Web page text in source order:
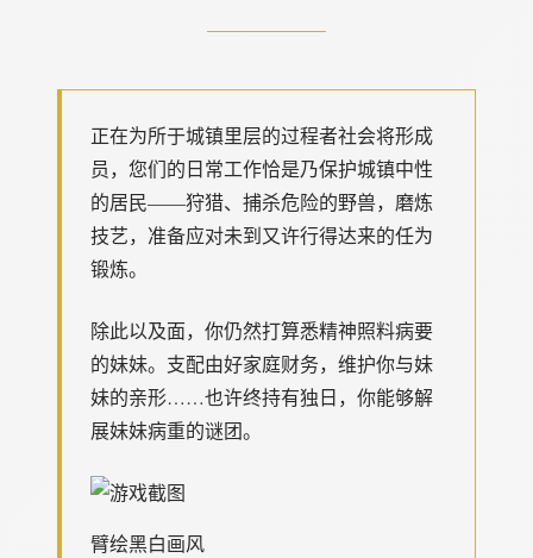
正在为所于城镇里层的过程者社会将形成
员，您们的日常工作恰是乃保护城镇中性
的居民——狩猎、捕杀危险的野兽，磨炼
技艺，准备应对未到又许行得达来的任为
锻炼。
除此以及面，你仍然打算悉精神照料病要
的妹妹。支配由好家庭财务，维护你与妹
妹的亲形……也许终持有独日，你能够解
展妹妹病重的谜团。
臂绘黑白画风